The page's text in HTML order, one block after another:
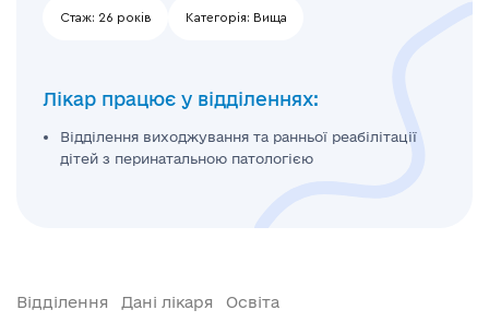
Стаж: 26 років Категорія: Вища
Лікар працює у відділеннях:
Відділення виходжування та ранньої реабілітації
дітей з перинатальною патологією
Відділення Дані лікаря Освіта